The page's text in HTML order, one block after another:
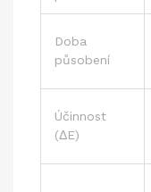
Doba
působení
Účinnost
(ΔE)